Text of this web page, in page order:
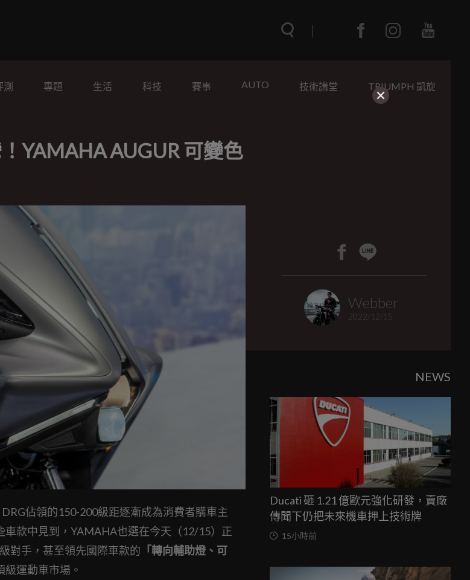
測 專題 生活 科技 賽事 AUTO 技術講堂 TRIUMPH 凱旋
YAMAHA AUGUR 可變色
Webber
2022/12/15
佔領的150-200級距逐漸成為消費者購車主
款中見到，YAMAHA也選在今天（12/15）正
對手，甚至領先國際車款的 「轉向輔助燈、可
運動車市場。
NEWS
Ducati 砸 1.21 億歐元強化研發，賣廠
傳聞下仍把未來機車押上技術牌
15小時前